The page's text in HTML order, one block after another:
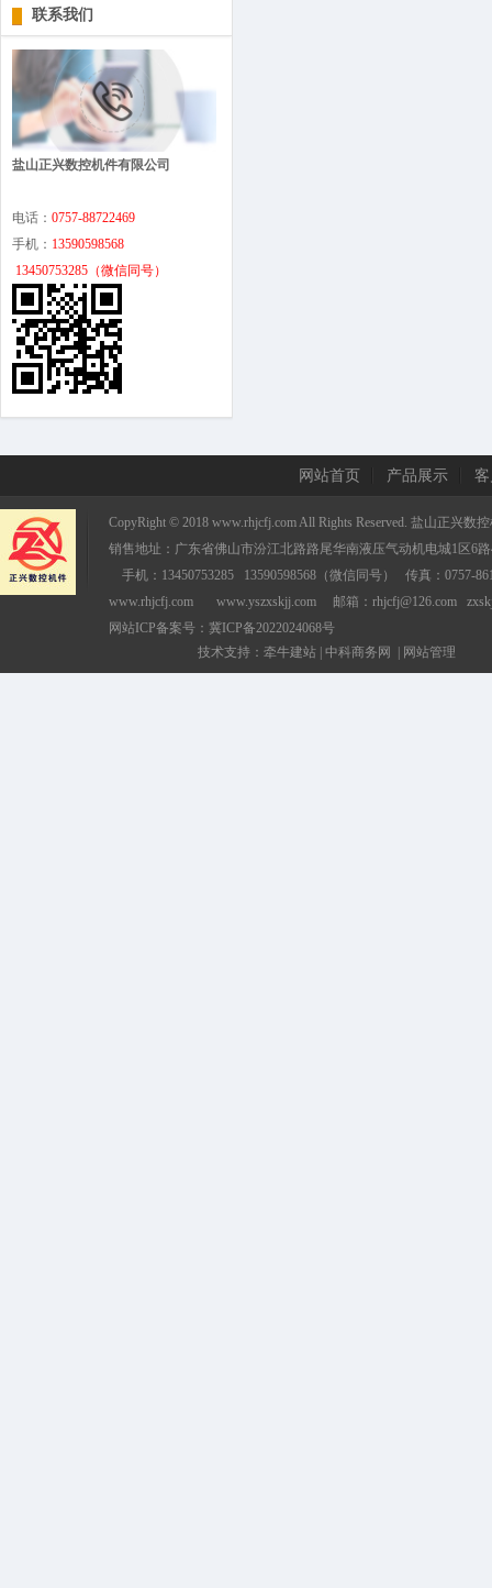
联系我们
盐山正兴数控机件有限公司
电话： 0757-88722469
手机： 13590598568
13450753285（微信同号）
网站首页 产品展示
CopyRight © 2018 www.rhjcfj.com All Rights Reserved. 盐山正兴
销售地址：广东省佛山市汾江北路路尾华南
手机：13450753285 13590598568（微信同号） 传
www.rhjcfj.com www.yszxskjj.com 邮箱：rhjcfj@126.com
网站ICP备案号： 冀ICP备2022024068号
技术支持： 牵牛建站 中科商务网 网站管理